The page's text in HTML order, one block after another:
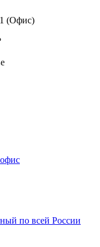
(Офис)
по всей России